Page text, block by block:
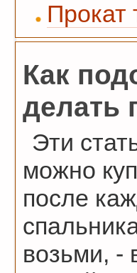
Прокат
Как
делать
Эти
можно
после
возьми, -